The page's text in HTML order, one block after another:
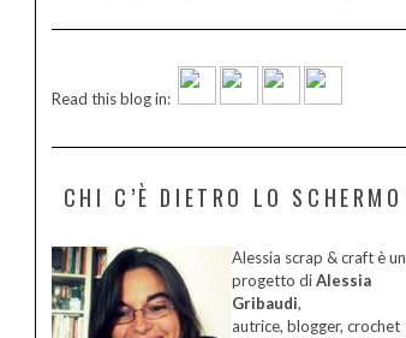
Read this blog in:
CHI C’È DIETRO LO SCHERMO
Alessia scrap & craft è un
progetto diAlessia
Gribaudi,
autrice, blogger, crochet